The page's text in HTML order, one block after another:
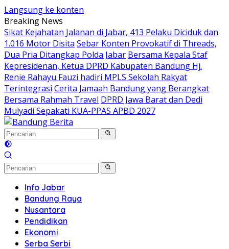
Langsung ke konten
Breaking News
Sikat Kejahatan Jalanan di Jabar, 413 Pelaku Diciduk dan
1.016 Motor Disita Sebar Konten Provokatif di Threads,
Dua Pria Ditangkap Polda Jabar Bersama Kepala Staf
Kepresidenan, Ketua DPRD Kabupaten Bandung Hj.
Renie Rahayu Fauzi hadiri MPLS Sekolah Rakyat
Terintegrasi Cerita Jamaah Bandung yang Berangkat
Bersama Rahmah Travel DPRD Jawa Barat dan Dedi
Mulyadi Sepakati KUA-PPAS APBD 2027
Info Jabar
Bandung Raya
Nusantara
Pendidikan
Ekonomi
Serba Serbi